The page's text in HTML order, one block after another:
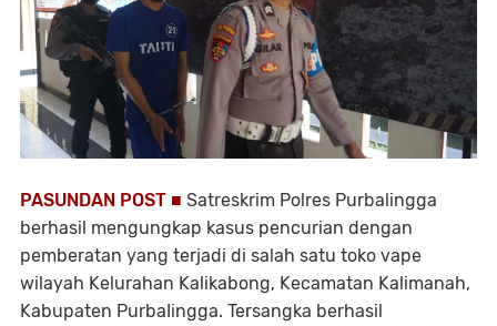
PASUNDAN POST ■ Satreskrim Polres Purbalingga
berhasil mengungkap kasus pencurian dengan
pemberatan yang terjadi di salah satu toko vape
wilayah Kelurahan Kalikabong, Kecamatan Kalimanah,
Kabupaten PurbaIingga. Tersangka berhasil